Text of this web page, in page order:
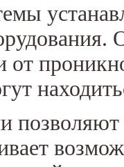
от
позволяют